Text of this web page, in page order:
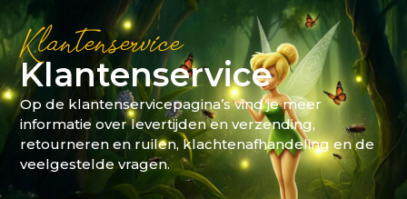
Klantenservice
Klantenservice
Op de klantenservicepagina’s vind je meer
informatie over levertijden en verzending,
retourneren en ruilen, klachtenafhandeling en de
veelgestelde vragen.